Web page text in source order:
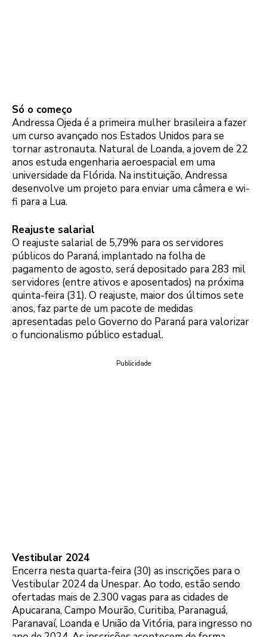
Só o começo
Andressa Ojeda é a primeira mulher brasileira a fazer
um curso avançado nos Estados Unidos para se
tornar astronauta. Natural de Loanda, a jovem de 22
anos estuda engenharia aeroespacial em uma
universidade da Flórida. Na instituição, Andressa
desenvolve um projeto para enviar uma câmera e wi-
fi para a Lua.
Reajuste salarial
O reajuste salarial de 5,79% para os servidores
públicos do Paraná, implantado na folha de
pagamento de agosto, será depositado para 283 mil
servidores (entre ativos e aposentados) na próxima
quinta-feira (31). O reajuste, maior dos últimos sete
anos, faz parte de um pacote de medidas
apresentadas pelo Governo do Paraná para valorizar
o funcionalismo público estadual.
Publicidade
Vestibular 2024
Encerra nesta quarta-feira (30) as inscrições para o
Vestibular 2024 da Unespar. Ao todo, estão sendo
ofertadas mais de 2.300 vagas para as cidades de
Apucarana, Campo Mourão, Curitiba, Paranaguá,
Paranavaí, Loanda e União da Vitória, para ingresso no